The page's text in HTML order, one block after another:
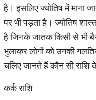
है। इसलिए ज्योतिष में माना
पर भी पड़ता है। ज्योतिष
है जिनके जातक किसी से भी
भुलाकर लोगों को उनकी
चलिए जानते हैं कौन सी राशि
कर्क राशि-